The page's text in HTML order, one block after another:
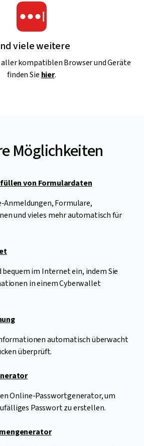
viele weitere
kompatiblen Browser und Geräte
finden Siehier.
Möglichkeiten
von Formulardaten
Anmeldungen, Formulare,
und vieles mehr automatisch für
bequem im Internet ein, indem Sie
in einem Cyberwallet
automatisch überwacht
überprüft.
Online-Passwortgenerator, um
Passwort zu erstellen.